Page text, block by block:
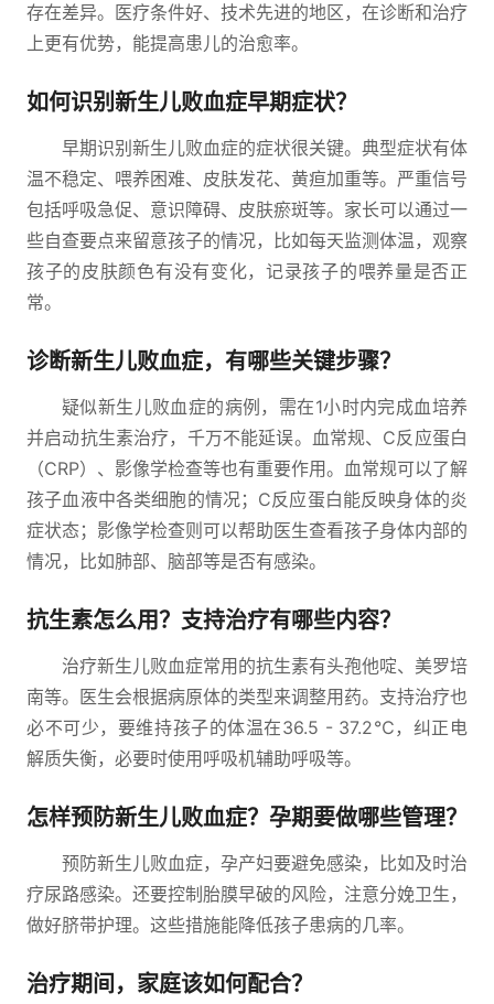
存在差异。医疗条件好、技术先进的地区，在诊断和治疗
上更有优势，能提高患儿的治愈率。
如何识别新生儿败血症早期症状？
早期识别新生儿败血症的症状很关键。典型症状有体
温不稳定、喂养困难、皮肤发花、黄疸加重等。严重信号
包括呼吸急促、意识障碍、皮肤瘀斑等。家长可以通过一
些自查要点来留意孩子的情况，比如每天监测体温，观察
孩子的皮肤颜色有没有变化，记录孩子的喂养量是否正
常。
诊断新生儿败血症，有哪些关键步骤？
疑似新生儿败血症的病例，需在1小时内完成血培养
并启动抗生素治疗，千万不能延误。血常规、C反应蛋白
（CRP）、影像学检查等也有重要作用。血常规可以了解
孩子血液中各类细胞的情况；C反应蛋白能反映身体的炎
症状态；影像学检查则可以帮助医生查看孩子身体内部的
情况，比如肺部、脑部等是否有感染。
抗生素怎么用？支持治疗有哪些内容？
治疗新生儿败血症常用的抗生素有头孢他啶、美罗培
南等。医生会根据病原体的类型来调整用药。支持治疗也
必不可少，要维持孩子的体温在36.5 - 37.2℃，纠正电
解质失衡，必要时使用呼吸机辅助呼吸等。
怎样预防新生儿败血症？孕期要做哪些管理？
预防新生儿败血症，孕产妇要避免感染，比如及时治
疗尿路感染。还要控制胎膜早破的风险，注意分娩卫生，
做好脐带护理。这些措施能降低孩子患病的几率。
治疗期间，家庭该如何配合？